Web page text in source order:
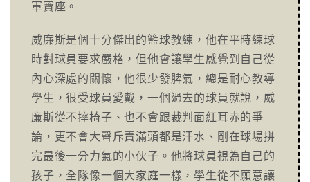
軍寶座。
威廉斯是個十分傑出的籃球教練，他在平時練球
時對球員要求嚴格，但他會讓學生感覺到自己從
內心深處的關懷，他很少發脾氣，總是耐心教導
學生，很受球員愛戴，一個過去的球員就說，威
廉斯從不摔椅子、也不會跟裁判面紅耳赤的爭
論，更不會大聲斥責滿頭都是汗水、剛在球場拼
完最後一分力氣的小伙子。他將球員視為自己的
孩子，全隊像一個大家庭一樣，學生從不願意讓